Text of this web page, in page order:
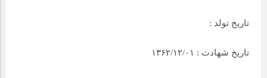
تاریخ تولد :
تاریخ شهادت : ۱۳۶۲/۱۲/۰۱